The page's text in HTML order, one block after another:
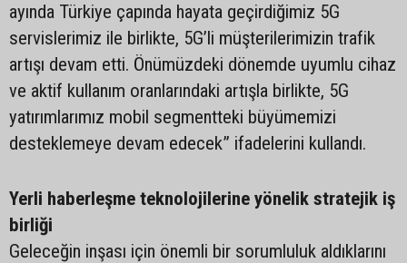
ayında Türkiye çapında hayata geçirdiğimiz 5G
servislerimiz ile birlikte, 5G’li müşterilerimizin trafik
artışı devam etti. Önümüzdeki dönemde uyumlu cihaz
ve aktif kullanım oranlarındaki artışla birlikte, 5G
yatırımlarımız mobil segmentteki büyümemizi
desteklemeye devam edecek” ifadelerini kullandı.
Yerli haberleşme teknolojilerine yönelik stratejik iş
birliği
Geleceğin inşası için önemli bir sorumluluk aldıklarını